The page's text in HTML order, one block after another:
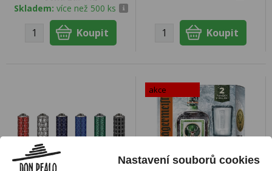
Skladem: více než 500 ks
akce
Nastavení souborů cookies